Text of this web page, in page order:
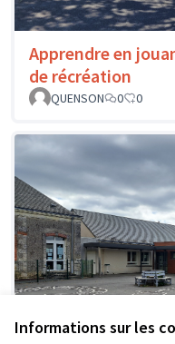
Informations sur les
Apprendre en
de récréation
QUENSON
0 0